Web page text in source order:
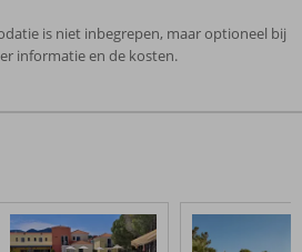
is niet inbegrepen, maar optioneel bij
informatie en de kosten.